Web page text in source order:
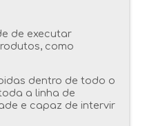
de executar
como
dentro de todo o
a linha de
e capaz de intervir